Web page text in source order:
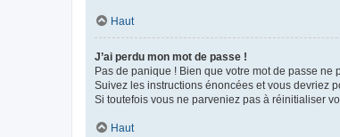
Haut
J’ai perdu mon mot de passe !
Pas de panique ! Bien que votre mot de passe
Suivez les instructions énoncées et vous devriez
Si toutefois vous ne parveniez pas à réinitialiser
Haut